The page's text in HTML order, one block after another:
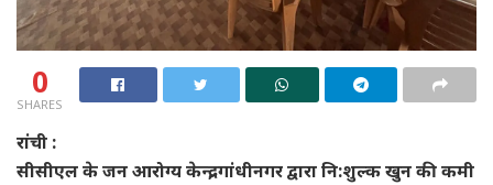
0
SHARES
रांची :
सीसीएल के जन आरोग्य केन्द्र, गांधीनगर द्वारा नि:शुल्क खुन की कमी